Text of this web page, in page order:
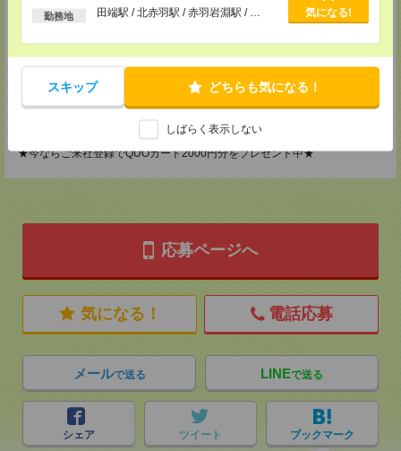
以上
勤務地 田端駅 / 北赤羽駅 / 赤羽岩淵駅 / … 気になる!
スキップ どちらも気になる！
しばらく表示しない
神奈川県横浜市保土ケ谷区神戸町134 横浜ビジネスパークサウスタワー
2F B区画
MAIL：tenshoku@nikken-ts.jp
★今ならご来社登録でQUOカード2000円分をプレゼント中★
応募ページへ
気になる！ 電話応募
メールで送る LINEで送る
シェア ツイート ブックマーク